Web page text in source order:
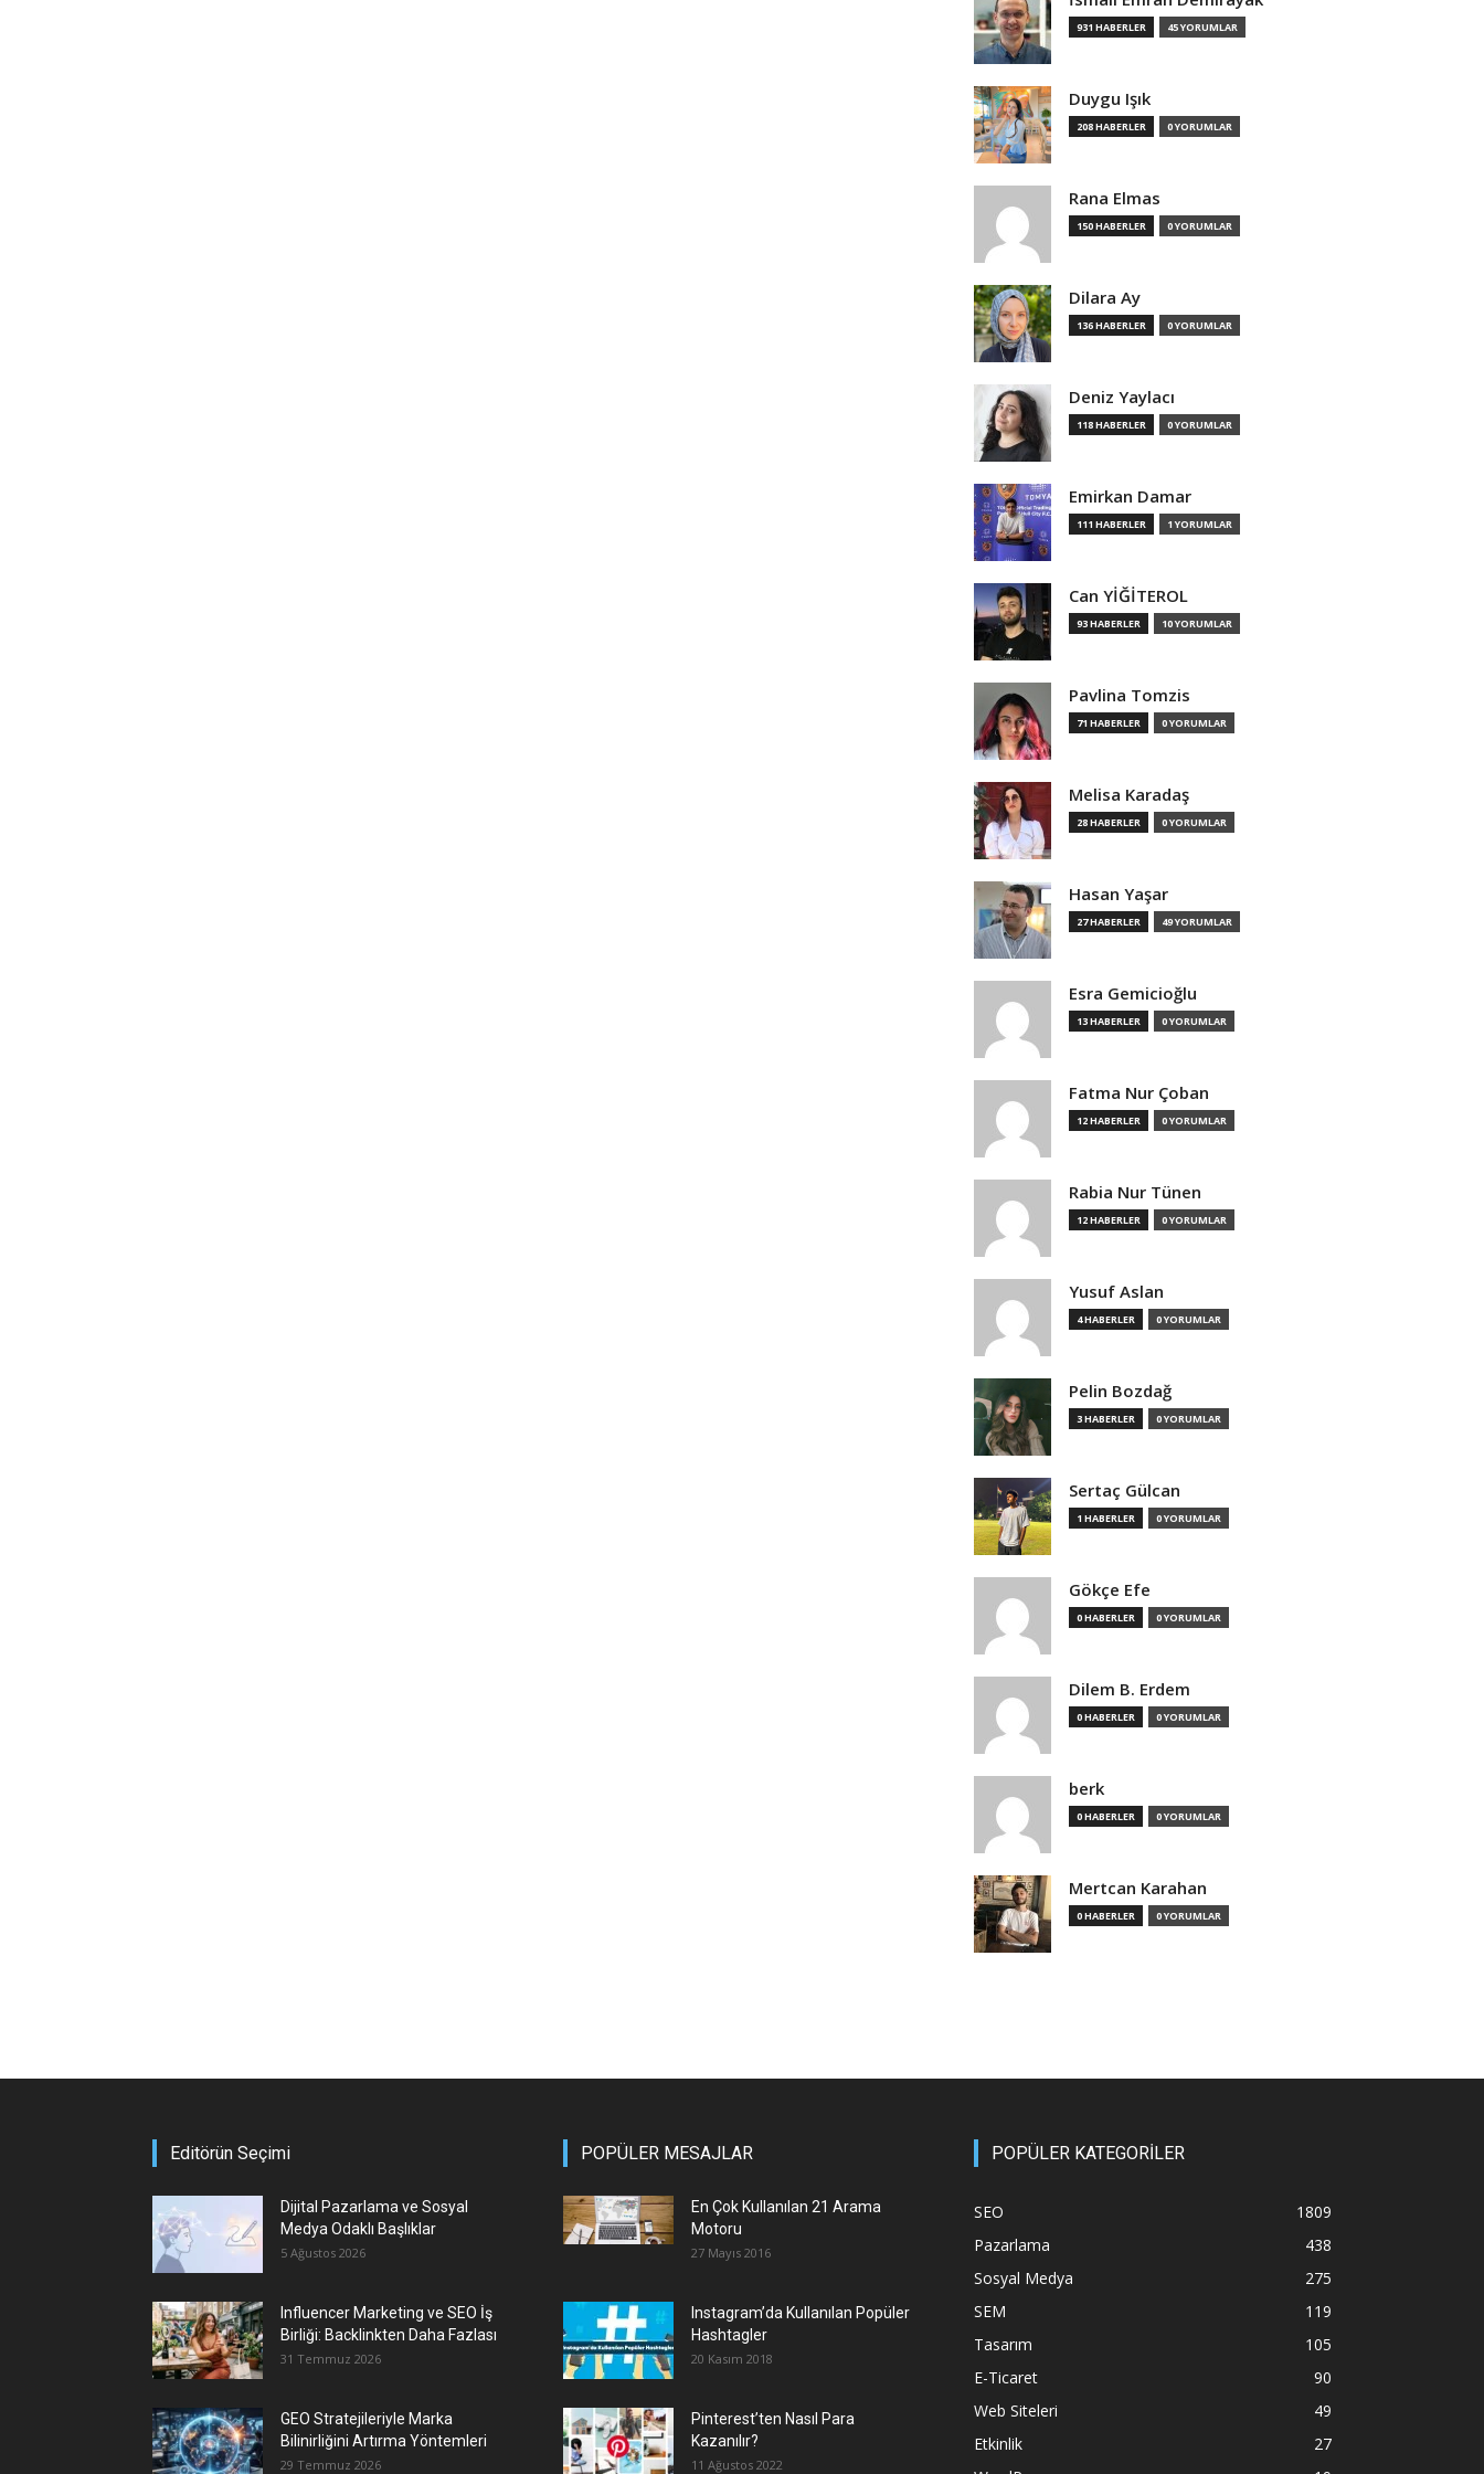
931 HABERLER 45 YORUMLAR
Duygu Işık
208 HABERLER 0 YORUMLAR
Rana Elmas
150 HABERLER 0 YORUMLAR
Dilara Ay
136 HABERLER 0 YORUMLAR
Deniz Yaylacı
118 HABERLER 0 YORUMLAR
Emirkan Damar
111 HABERLER 1 YORUMLAR
Can YİĞİTEROL
93 HABERLER 10 YORUMLAR
Pavlina Tomzis
71 HABERLER 0 YORUMLAR
Melisa Karadaş
28 HABERLER 0 YORUMLAR
Hasan Yaşar
27 HABERLER 49 YORUMLAR
Esra Gemicioğlu
13 HABERLER 0 YORUMLAR
Fatma Nur Çoban
12 HABERLER 0 YORUMLAR
Rabia Nur Tünen
12 HABERLER 0 YORUMLAR
Yusuf Aslan
4 HABERLER 0 YORUMLAR
Pelin Bozdağ
3 HABERLER 0 YORUMLAR
Sertaç Gülcan
1 HABERLER 0 YORUMLAR
Gökçe Efe
0 HABERLER 0 YORUMLAR
Dilem B. Erdem
0 HABERLER 0 YORUMLAR
berk
0 HABERLER 0 YORUMLAR
Mertcan Karahan
0 HABERLER 0 YORUMLAR
Editörün Seçimi
Dijital Pazarlama ve Sosyal
Medya Odaklı Başlıklar
5 Ağustos 2026
Influencer Marketing ve SEO İş
Birliği: Backlinkten Daha Fazlası
31 Temmuz 2026
GEO Stratejileriyle Marka
Bilinirliğini Artırma Yöntemleri
29 Temmuz 2026
POPÜLER MESAJLAR
En Çok Kullanılan 21 Arama
Motoru
27 Mayıs 2016
Instagram’da Kullanılan Popüler
Hashtagler
20 Kasım 2018
Pinterest’ten Nasıl Para
Kazanılır?
11 Ağustos 2022
POPÜLER KATEGORİLER
SEO
1809
Pazarlama
438
Sosyal Medya
275
SEM
119
Tasarım
105
E-Ticaret
90
Web Siteleri
49
Etkinlik
27